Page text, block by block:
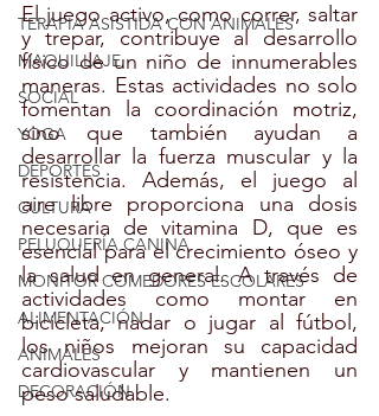
TERAPIA ASISTIDA CON ANIMALES
MAQUILLAJE
SOCIAL
YOGA
DEPORTES
CULTURA
PELUQUERÍA CANINA
MONITOR COMEDORES ESCOLARES
ALIMENTACIÓN
ANIMALES
DECORACIÓN
El juego activo, como correr, saltar
y trepar, contribuye al desarrollo
físico de un niño de innumerables
maneras. Estas actividades no solo
fomentan la coordinación motriz,
sino que también ayudan a
desarrollar la fuerza muscular y la
resistencia. Además, el juego al
aire libre proporciona una dosis
necesaria de vitamina D, que es
esencial para el crecimiento óseo y
la salud en general. A través de
actividades como montar en
bicicleta, nadar o jugar al fútbol,
los niños mejoran su capacidad
cardiovascular y mantienen un
peso saludable.